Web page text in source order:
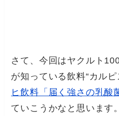
さて、今回はヤクルト
が知っている飲料“カル
ヒ飲料「届く強さの乳酸
ていこうかなと思います。